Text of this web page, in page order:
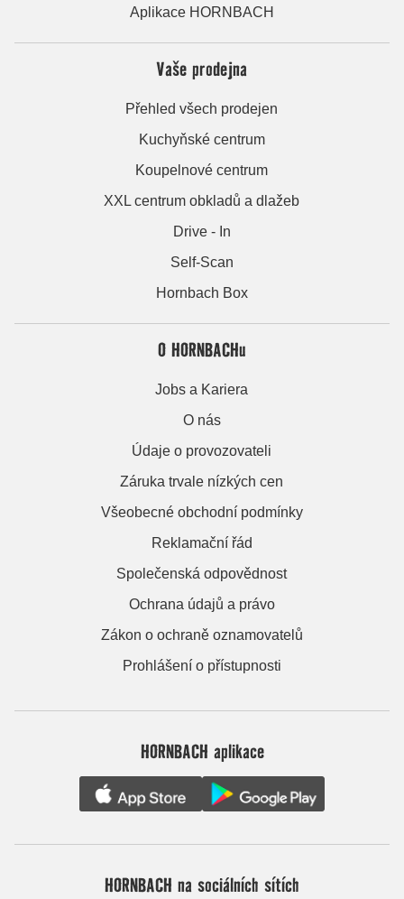
Aplikace HORNBACH
Vaše prodejna
Přehled všech prodejen
Kuchyňské centrum
Koupelnové centrum
XXL centrum obkladů a dlažeb
Drive - In
Self-Scan
Hornbach Box
O HORNBACHu
Jobs a Kariera
O nás
Údaje o provozovateli
Záruka trvale nízkých cen
Všeobecné obchodní podmínky
Reklamační řád
Společenská odpovědnost
Ochrana údajů a právo
Zákon o ochraně oznamovatelů
Prohlášení o přístupnosti
HORNBACH aplikace
HORNBACH na sociálních sítích